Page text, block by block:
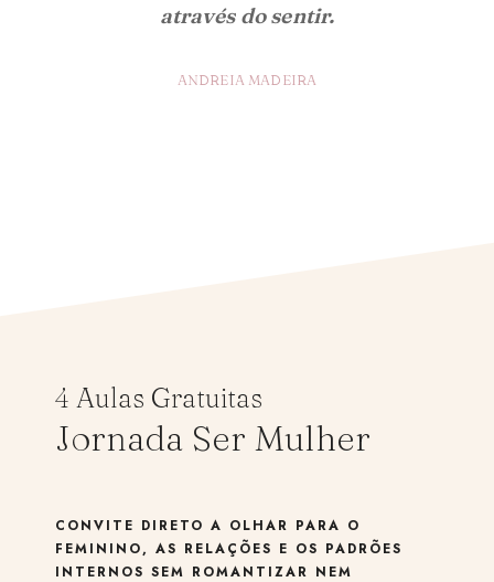
através do sentir.
ANDREIA MADEIRA
4 Aulas Gratuitas
Jornada Ser Mulher
CONVITE DIRETO A OLHAR PARA O
FEMININO, AS RELAÇÕES E OS PADRÕES
INTERNOS SEM ROMANTIZAR NEM